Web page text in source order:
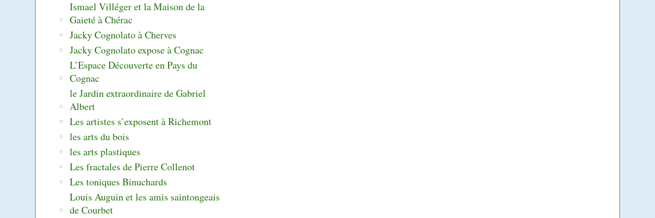
Ismael Villéger et la Maison de la
Gaieté à Chérac
Jacky Cognolato à Cherves
Jacky Cognolato expose à Cognac
L’Espace Découverte en Pays du
Cognac
le Jardin extraordinaire de Gabriel
Albert
Les artistes s’exposent à Richemont
les arts du bois
les arts plastiques
Les fractales de Pierre Collenot
Les toniques Binuchards
Louis Auguin et les amis saintongeais
de Courbet